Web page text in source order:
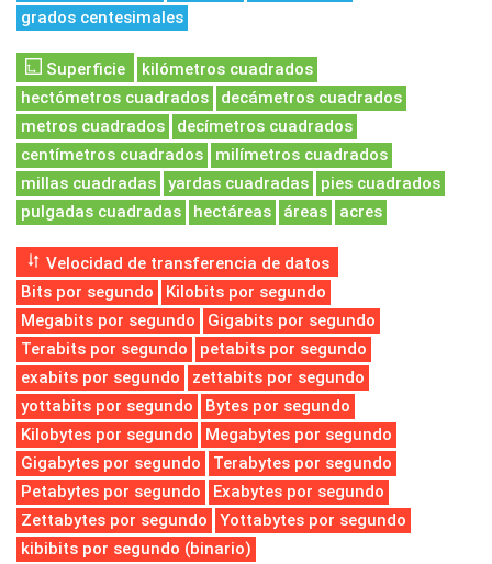
grados centesimales
Superficie
kilómetros cuadrados
hectómetros cuadrados
decámetros cuadrados
metros cuadrados
decímetros cuadrados
centímetros cuadrados
milímetros cuadrados
millas cuadradas
yardas cuadradas
pies cuadrados
pulgadas cuadradas
hectáreas áreas acres
Velocidad de transferencia de datos
Bits por segundo
Kilobits por segundo
Megabits por segundo
Gigabits por segundo
Terabits por segundo
petabits por segundo
exabits por segundo
zettabits por segundo
yottabits por segundo
Bytes por segundo
Kilobytes por segundo
Megabytes por segundo
Gigabytes por segundo
Terabytes por segundo
Petabytes por segundo
Exabytes por segundo
Zettabytes por segundo
Yottabytes por segundo
kibibits por segundo (binario)